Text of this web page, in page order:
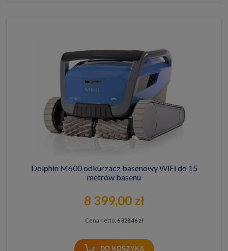
Dolphin M600 odkurzacz basenowy WiFi do 15
metrów basenu
8 399,00 zł
Cena netto: 6 828,46 zł
DO KOSZYKA